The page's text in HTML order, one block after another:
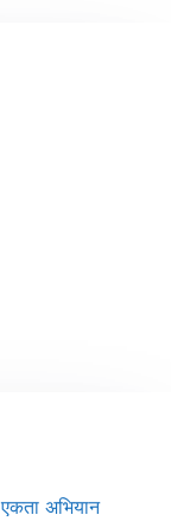
अभियान